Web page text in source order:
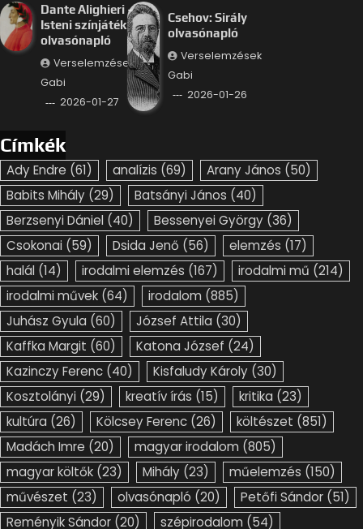
Dante Alighieri –
Isteni színjáték
olvasónapló
Verselemzések
Gabi
2026-01-27
Csehov: Sirály
olvasónapló
Verselemzések
Gabi
2026-01-26
Címkék
Ady Endre (61) analízis (69) Arany János (50)
Babits Mihály (29) Batsányi János (40)
Berzsenyi Dániel (40) Bessenyei György (36)
Csokonai (59) Dsida Jenő (56) elemzés (17)
halál (14) irodalmi elemzés (167) irodalmi mű (214)
irodalmi művek (64) irodalom (885)
Juhász Gyula (60) József Attila (30)
Kaffka Margit (60) Katona József (24)
Kazinczy Ferenc (40) Kisfaludy Károly (30)
Kosztolányi (29) kreatív írás (15) kritika (23)
kultúra (26) Kölcsey Ferenc (26) költészet (851)
Madách Imre (20) magyar irodalom (805)
magyar költők (23) Mihály (23) műelemzés (150)
művészet (23) olvasónapló (20) Petőfi Sándor (51)
Reményik Sándor (20) szépirodalom (54)